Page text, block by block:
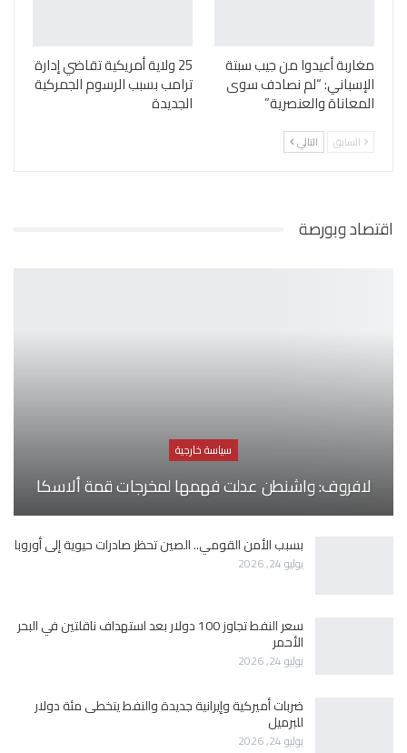
مغاربة أعيدوا من جيب سبتة
الإسباني: “لم نصادف سوى
المعاناة والعنصرية”
25 ولاية أمريكية تقاضي إدارة
ترامب بسبب الرسوم الجمركية
الجديدة
السابق التالي
اقتصاد وبورصة
سياسة خارجية
لافروف: واشنطن عدلت فهمها لمخرجات قمة ألاسكا
بسبب الأمن القومي.. الصين تحظر صادرات حيوية إلى أوروبا
يوليو 24, 2026
سعر النفط تجاوز 100 دولار بعد استهداف ناقلتين في البحر
الأحمر
يوليو 24, 2026
ضربات أميركية وإيرانية جديدة والنفط يتخطى مئة دولار
للبرميل
يوليو 24, 2026